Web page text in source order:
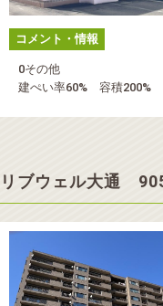
コメント・情報
0その他
建ぺい率60% 容積200%
リブウェル大通